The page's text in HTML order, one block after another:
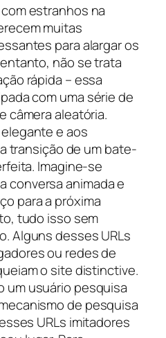
estranhos na
muitas
para alargar os
não se trata
rápida – essa
com uma série de
câmera aleatória.
e aos
transição de um bate-
Imagine-se
conversa animada e
para a próxima
tudo isso sem
Alguns desses URLs
ou redes de
o site distinctive.
um usuário pesquisa
de pesquisa
URLs imitadores